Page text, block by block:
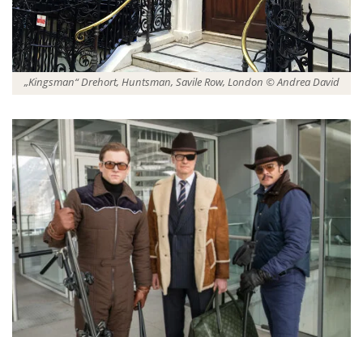
„Kingsman“ Drehort, Huntsman, Savile Row, London © Andrea David